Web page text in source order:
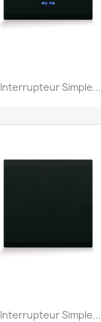
Interrupteur Simple...
Interrupteur Simple...